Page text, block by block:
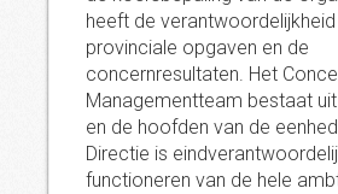
heeft de
provinciale opgaven en de
concernresultaten. Het
Managementteam bestaat
en de hoofden van de
Directie is
functioneren van de hele